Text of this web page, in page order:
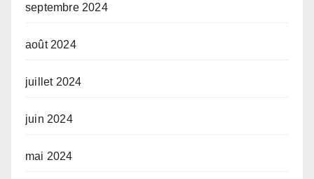
septembre 2024
août 2024
juillet 2024
juin 2024
mai 2024